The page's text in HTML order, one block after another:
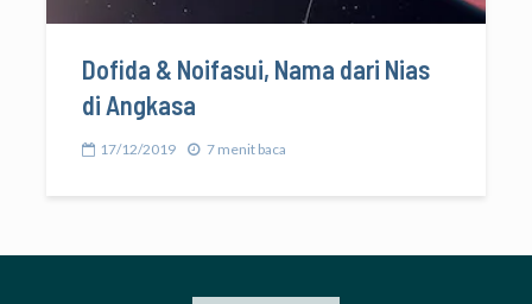
Dofida & Noifasui, Nama dari Nias
di Angkasa
17/12/2019 7 menit baca